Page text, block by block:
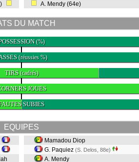
A. Mendy (64e)
DU MATCH
(%)
(réussies %)
TIRS(cadrés)
JOUES
SUBIES
EQUIPES
Mamadou Diop
G. Paquiez (S. Delos, 88e)
A. Mendy